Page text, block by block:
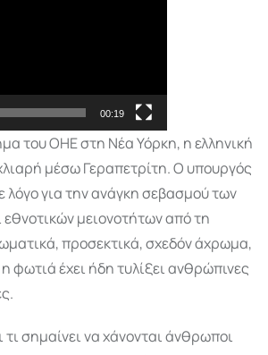
00:19
του ΟΗΕ στη Νέα Υόρκη, η ελληνική
μέσω Γεραπετρίτη. Ο υπουργός
λόγο για την ανάγκη σεβασμού των
μειονοτήτων από τη
προσεκτικά, σχεδόν άχρωμα,
φωτιά έχει ήδη τυλίξει ανθρώπινες
τι σημαίνει να χάνονται άνθρωποι